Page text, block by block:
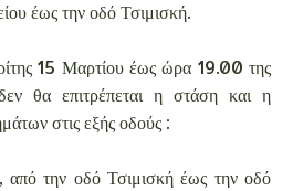
έως την οδό Τσιμισκή.
15 Μαρτίου έως ώρα 19.00 της
θα επιτρέπεται η στάση και η
στις εξής οδούς :
από την οδό Τσιμισκή έως την οδό